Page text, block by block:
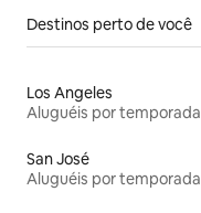
Destinos perto de você
Los Angeles
Aluguéis por temporada
San José
Aluguéis por temporada